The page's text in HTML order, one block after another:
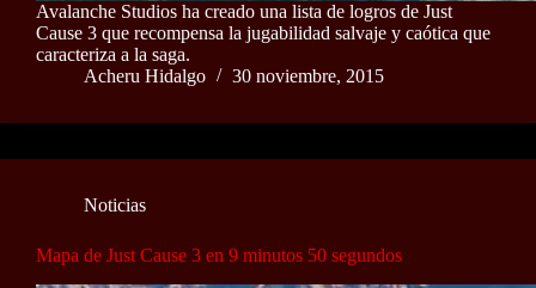
Avalanche Studios ha creado una lista de logros de Just
Cause 3 que recompensa la jugabilidad salvaje y caótica que
caracteriza a la saga.
Acheru Hidalgo
30 noviembre, 2015
Noticias
Mapa de Just Cause 3 en 9 minutos 50 segundos